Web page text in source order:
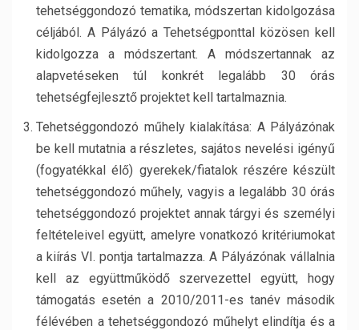
tehetséggondozó tematika, módszertan kidolgozása
céljából. A Pályázó a Tehetségponttal közösen kell
kidolgozza a módszertant. A módszertannak az
alapvetéseken túl konkrét legalább 30 órás
tehetségfejlesztő projektet kell tartalmaznia.
Tehetséggondozó műhely kialakítása: A Pályázónak
be kell mutatnia a részletes, sajátos nevelési igényű
(fogyatékkal élő) gyerekek/fiatalok részére készült
tehetséggondozó műhely, vagyis a legalább 30 órás
tehetséggondozó projektet annak tárgyi és személyi
feltételeivel együtt, amelyre vonatkozó kritériumokat
a kiírás VI. pontja tartalmazza. A Pályázónak vállalnia
kell az együttműködő szervezettel együtt, hogy
támogatás esetén a 2010/2011-es tanév második
félévében a tehetséggondozó műhelyt elindítja és a